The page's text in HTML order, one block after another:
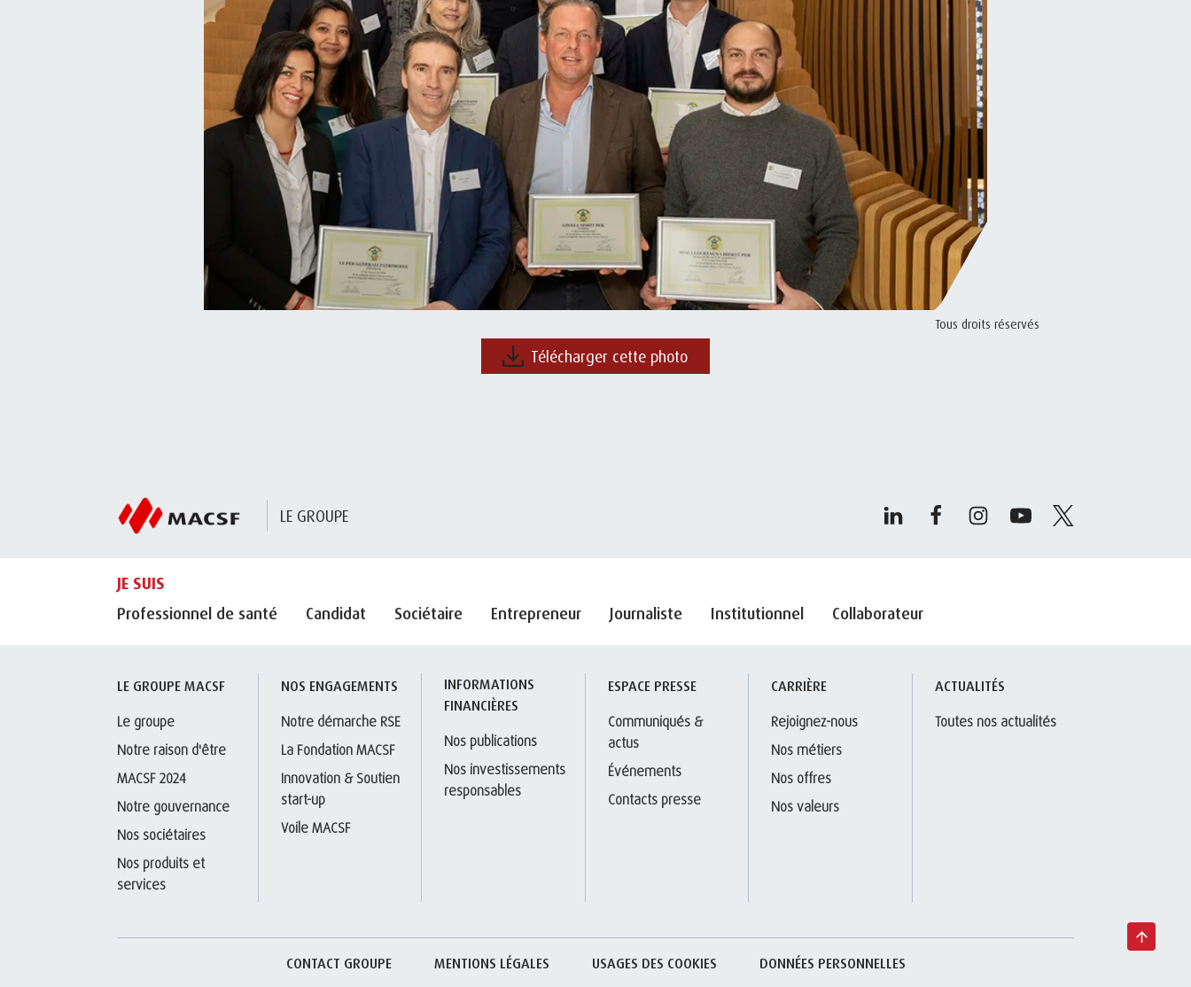
Tous droits réservés
Télécharger cette photo
LE GROUPE
JE SUIS
Professionnel de santé
Candidat Sociétaire Entrepreneur Journaliste Institutionnel Collaborateur
LE GROUPE MACSF
Le groupe
Notre raison d'être
MACSF 2024
Notre gouvernance
Nos sociétaires
Nos produits et
services
NOS ENGAGEMENTS
Notre démarche RSE
La Fondation MACSF
Innovation & Soutien
start-up
Voile MACSF
INFORMATIONS
FINANCIÈRES
Nos publications
Nos investissements
responsables
ESPACE PRESSE
Communiqués &
actus
Événements
Contacts presse
CARRIÈRE
Rejoignez-nous
Nos métiers
Nos offres
Nos valeurs
ACTUALITÉS
Toutes nos actualités
CONTACT GROUPE MENTIONS LÉGALES USAGES DES COOKIES DONNÉES PERSONNELLES